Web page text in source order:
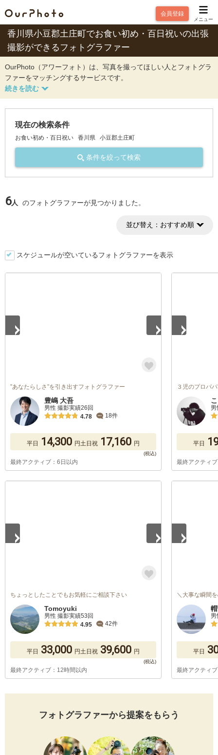
会員登録
メニュー
香川県小豆郡土庄町でお食い初め・百日祝いの出張
撮影ができるフォトグラファー
OurPhoto（アワーフォト）は、写真を撮ってほしい人とフォトグラ
ファーをマッチングするサービスです。
現在の検索条件
お食い初め・百日祝い 香川県 小豆郡土庄町
条件を絞って検索
6人 のフォトグラファーが見つかりました。
並び替え： おすすめ順
スケジュールが空いているフォトグラファーを表示
”あなたらしさ”を引き出すフォトグラファー
豊嶋 大吾
男性 撮影実績26回
4.78
18件
平日 14,300 円土日祝 17,160 円
最終アクティブ：6日以内
３児のプロパ
平日
最終アクティ
ちょっとしたことでもお気軽にご相談下さい
Tomoyuki
男性 撮影実績53回
4.95
42件
平日 33,000 円土日祝 39,600 円
最終アクティブ：12時間以内
＼大事な瞬間
男
平日
最終アクティ
フォトグラファーから提案をもらう